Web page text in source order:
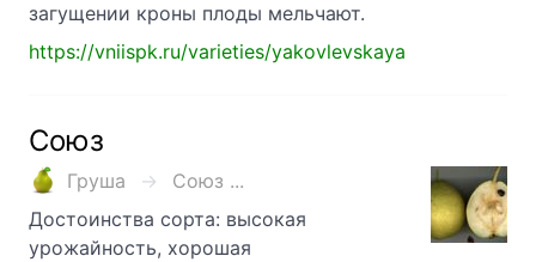
загущении кроны плоды мельчают.
https://vniispk.ru/varieties/yakovlevskaya
Союз
Груша
Союз ...
Достоинства сорта: высокая
урожайность, хорошая